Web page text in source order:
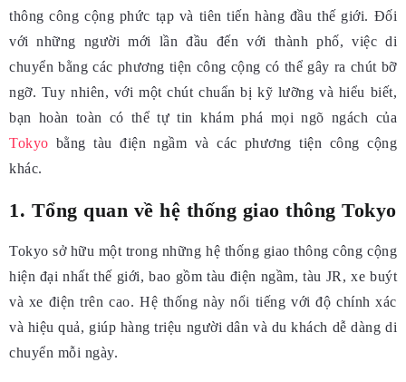
thông công cộng phức tạp và tiên tiến hàng đầu thế giới. Đối
với những người mới lần đầu đến với thành phố, việc di
chuyển bằng các phương tiện công cộng có thể gây ra chút bỡ
ngỡ. Tuy nhiên, với một chút chuẩn bị kỹ lưỡng và hiểu biết,
bạn hoàn toàn có thể tự tin khám phá mọi ngõ ngách của
Tokyo bằng tàu điện ngầm và các phương tiện công cộng
khác.
1. Tổng quan về hệ thống giao thông Tokyo
Tokyo sở hữu một trong những hệ thống giao thông công cộng
hiện đại nhất thế giới, bao gồm tàu điện ngầm, tàu JR, xe buýt
và xe điện trên cao. Hệ thống này nổi tiếng với độ chính xác
và hiệu quả, giúp hàng triệu người dân và du khách dễ dàng di
chuyển mỗi ngày.